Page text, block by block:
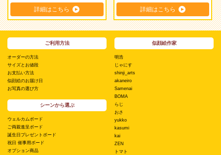
詳細はこちら 詳細はこちら
ご利用方法
オーダーの方法
サイズとお値段
お支払い方法
似顔絵のお届け日
お写真の選び方
シーンから選ぶ
ウェルカムボード
ご両親進呈ボード
誕生日プレゼントボード
祝日 催事用ボード
オプション商品
似顔絵作家
明浩
じゃにす
shinji_arts
akaneiro
Samenai
BOMA
らじ
おさ
yukko
kasumi
kai
ZEN
トマト